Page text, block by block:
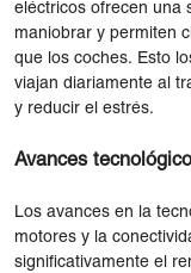
eléctricos ofrecen una
maniobrar y permiten
que los coches. Esto
viajan diariamente al
y reducir el estrés.
Avances
Los avances en la
motores y la
significativamente el